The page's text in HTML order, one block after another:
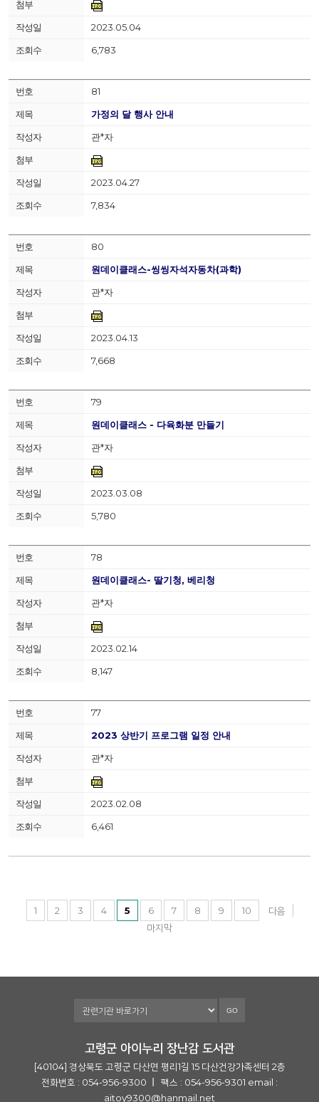
2023.05.04
6,783
81
가정의 달 행사 안내
관*자
2023.04.27
7,834
80
원데이클래스-씽씽자석자동차(과학)
관*자
2023.04.13
7,668
79
원데이클래스 - 다육화분 만들기
관*자
2023.03.08
5,780
78
원데이클래스- 딸기청, 베리청
관*자
2023.02.14
8,147
77
2023 상반기 프로그램 일정 안내
관*자
2023.02.08
6,461
1 2 3 4 5 6 7 8 9 10
다음
마지막
고령군 아이누리 장난감 도서관
[40104] 경상북도 고령군 다산면 평리1길 15 다산건강가족센터 2층
전화번호 : 054-956-9300
팩스 : 054-956-9301 email :
aitoy9300@hanmail.net
GO